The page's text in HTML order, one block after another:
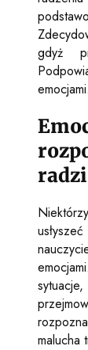
gdyż
emocjami.
malucha